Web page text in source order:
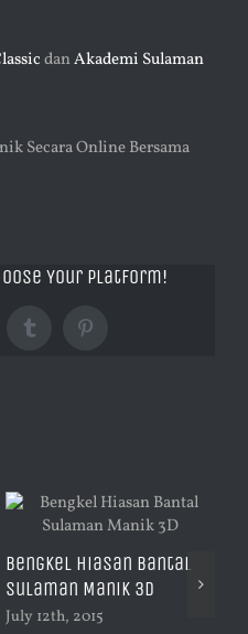
danAkademi Sulaman
Secara Online Bersama
Your Platform!
TumblrPinterest
Bengkel Hiasan Bantal
Sulaman Manik 3D
July 12th, 2015